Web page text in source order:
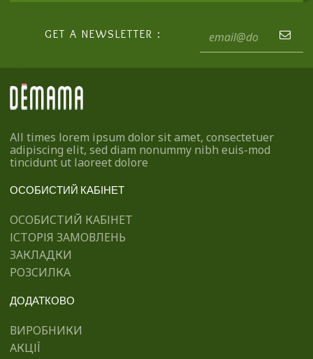
GET A NEWSLETTER :
All times lorem ipsum dolor sit amet, consectetuer
adipiscing elit, sed diam nonummy nibh euis-mod
tincidunt ut laoreet dolore
ОСОБИСТИЙ КАБІНЕТ
ОСОБИСТИЙ КАБІНЕТ
ІСТОРІЯ ЗАМОВЛЕНЬ
ЗАКЛАДКИ
РОЗСИЛКА
ДОДАТКОВО
ВИРОБНИКИ
АКЦІЇ